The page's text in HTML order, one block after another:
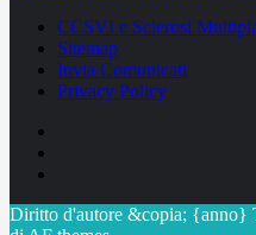
CCSVI e Sclerosi
Sitemap
Invia Comunicati
Privacy Policy
Diritto d'autore &copia; {anno}